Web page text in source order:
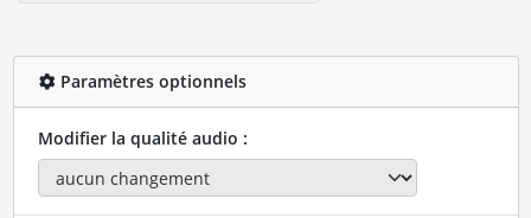
Paramètres optionnels
Modifier la qualité audio :